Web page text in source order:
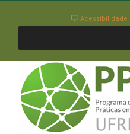
Acessibilidade